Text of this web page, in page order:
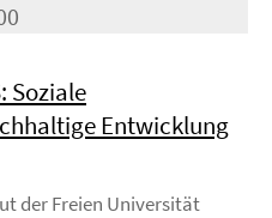
Soziale
Entwicklung
der Freien Universität